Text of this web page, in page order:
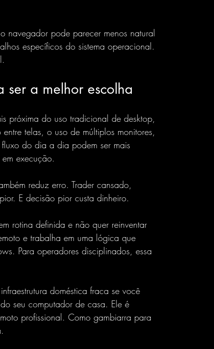
navegador pode parecer menos natural
específicos do sistema operacional.
ser a melhor escolha
próxima do uso tradicional de desktop,
telas, o uso de múltiplos monitores,
do dia a dia podem ser mais
execução.
reduz erro. Trader cansado,
E decisão pior custa dinheiro.
rotina definida e não quer reinventar
e trabalha em uma lógica que
Para operadores disciplinados, essa
doméstica fraca se você
seu computador de casa. Ele é
profissional. Como gambiarra para